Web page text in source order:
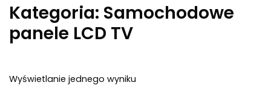
Kategoria: Samochodowe
panele LCD TV
Wyświetlanie jednego wyniku